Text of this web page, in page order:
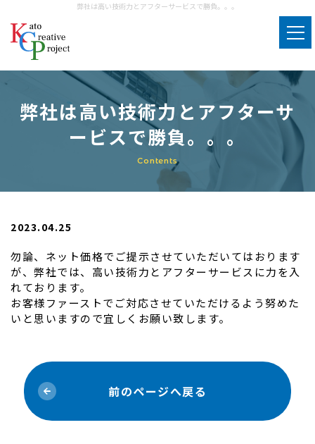
弊社は高い技術力とアフターサービスで勝負。。。
その他サービス
お客様の声
よくある質問
お問い合わせ
弊社は高い技術力とアフターサ
ービスで勝負。。。
2023.04.25
勿論、ネット価格でご提示させていただいてはおります
が、弊社では、高い技術力とアフターサービスに力を入
れております。
お客様ファーストでご対応させていただけるよう努めた
いと思いますので宜しくお願い致します。
前のページへ戻る